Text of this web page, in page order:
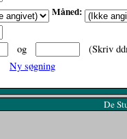
Måned:
og
(Skriv
Ny søgning
De